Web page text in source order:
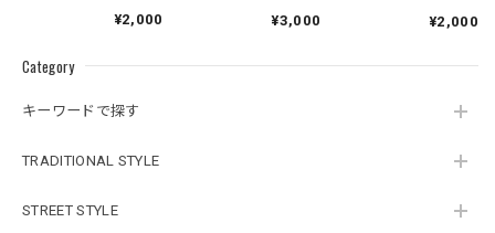
Category
キーワードで探す
TRADITIONAL STYLE
STREET STYLE
¥2,000
¥3,000
¥2,000